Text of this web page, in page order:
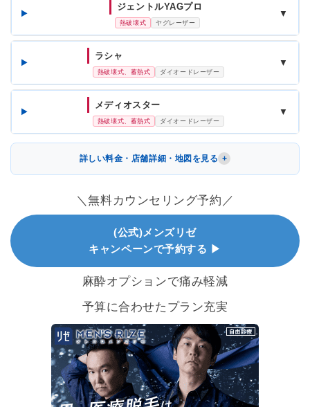
ジェントルYAGプロ
熱破壊式 ヤグレーザー
▼
ラシャ
熱破壊式、蓄熱式 ダイオードレーザー
▼
メディオスター
熱破壊式、蓄熱式 ダイオードレーザー
▼
詳しい料金・店舗詳細・地図を見る
＼無料カウンセリング予約／
(公式)メンズリゼ
キャンペーンで予約する ▶
麻酔オプションで痛み軽減
予算に合わせたプラン充実